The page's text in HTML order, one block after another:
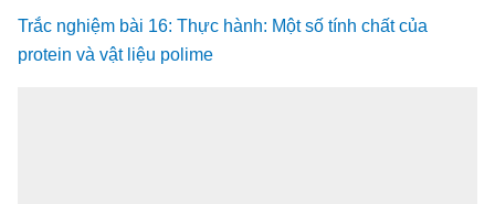
Trắc nghiệm bài 16: Thực hành: Một số tính chất của
protein và vật liệu polime